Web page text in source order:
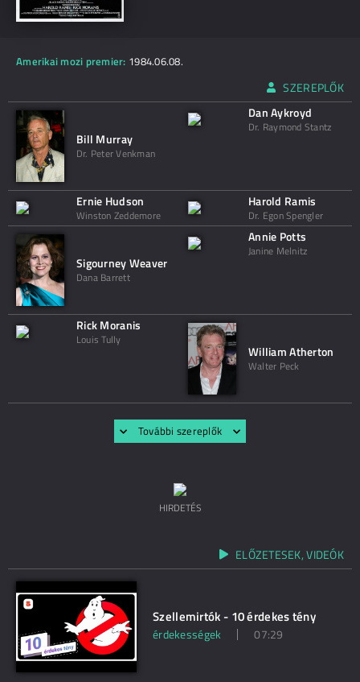
Amerikai mozi premier: 1984.06.08.
SZEREPLŐK
Bill Murray
Dr. Peter Venkman
Dan Aykroyd
Dr. Raymond Stantz
Ernie Hudson
Winston Zeddemore
Harold Ramis
Dr. Egon Spengler
Sigourney Weaver
Dana Barrett
Annie Potts
Janine Melnitz
Rick Moranis
Louis Tully
William Atherton
Walter Peck
További szereplők
HIRDETÉS
ELŐZETESEK, VIDEÓK
Szellemirtók - 10 érdekes tény
érdekességek 07:29